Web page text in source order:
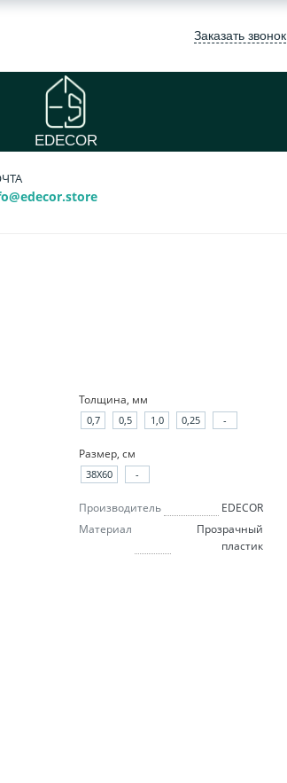
Заказать звонок
EDECOR
Толщина, мм
0,7 0,5 1,0 0,25 -
Размер, см
38X60 -
Производитель
EDECOR
Материал
Прозрачный
пластик